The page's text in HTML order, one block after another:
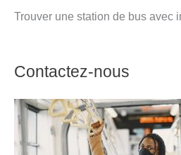
Trouver une station de bus avec
Contactez-nous